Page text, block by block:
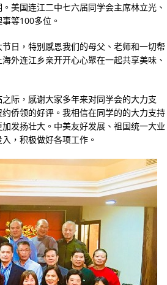
美国连江二中七六届同学会主席林立光、
等100多位。
日，特别感恩我们的母父、老师和一切帮
外连江乡亲开开心心聚在一起共享美味、
际，感谢大家多年来对同学会的大力支
侨领的好评。我相信在同学的的大力支持
发扬壮大。中美友好发展、祖国统一大业
，积极做好各项工作。